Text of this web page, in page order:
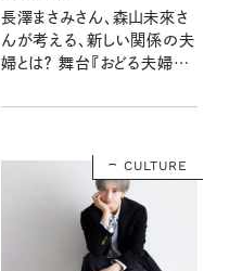
長澤まさみさん、森山未來さ
んが考える、新しい関係の夫
婦とは？ 舞台『おどる夫婦』イ
CULTURE